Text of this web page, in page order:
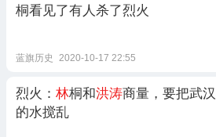
桐看见了有人杀了烈火
蓝旗历史 2020-10-17 22:55
烈火： 林桐和洪涛商量，要把武汉
的水搅乱